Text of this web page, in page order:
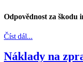
Odpovědnost za škodu
Číst dál...
Náklady na